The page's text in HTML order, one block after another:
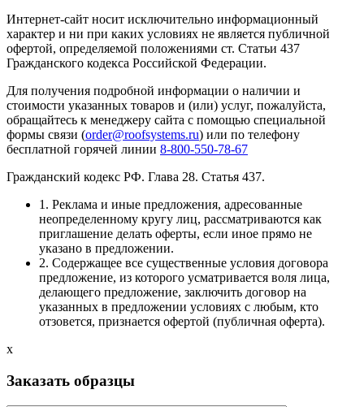
Интернет-сайт носит исключительно информационный
характер и ни при каких условиях не является публичной
офертой, определяемой положениями ст. Статьи 437
Гражданского кодекса Российской Федерации.
Для получения подробной информации о наличии и
стоимости указанных товаров и (или) услуг, пожалуйста,
обращайтесь к менеджеру сайта с помощью специальной
формы связи (order@roofsystems.ru) или по телефону
бесплатной горячей линии 8-800-550-78-67
Гражданский кодекс РФ. Глава 28. Статья 437.
1. Реклама и иные предложения, адресованные
неопределенному кругу лиц, рассматриваются как
приглашение делать оферты, если иное прямо не
указано в предложении.
2. Содержащее все существенные условия договора
предложение, из которого усматривается воля лица,
делающего предложение, заключить договор на
указанных в предложении условиях с любым, кто
отзовется, признается офертой (публичная оферта).
x
Заказать образцы